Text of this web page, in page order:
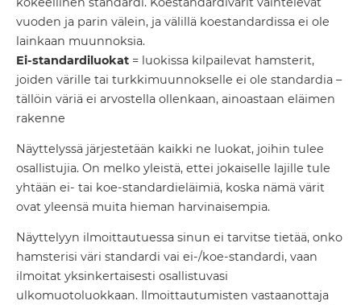
vuoden ja parin välein, ja välillä koestandardissa ei ole
lainkaan muunnoksia.
Ei-standardiluokat = luokissa kilpailevat hamsterit,
joiden värille tai turkkimuunnokselle ei ole standardia –
tällöin väriä ei arvostella ollenkaan, ainoastaan eläimen
rakenne
Näyttelyssä järjestetään kaikki ne luokat, joihin tulee
osallistujia. On melko yleistä, ettei jokaiselle lajille tule
yhtään ei- tai koe-standardieläimiä, koska nämä värit
ovat yleensä muita hieman harvinaisempia.
Näyttelyyn ilmoittautuessa sinun ei tarvitse tietää, onko
hamsterisi väri standardi vai ei-/koe-standardi, vaan
ilmoitat yksinkertaisesti osallistuvasi
ulkomuotoluokkaan. Ilmoittautumisten vastaanottaja